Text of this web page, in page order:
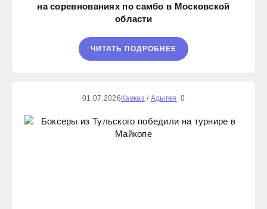
на соревнованиях по самбо в Московской
области
ЧИТАТЬ ПОДРОБНЕЕ
01.07.2026Кавказ / Адыгея 0